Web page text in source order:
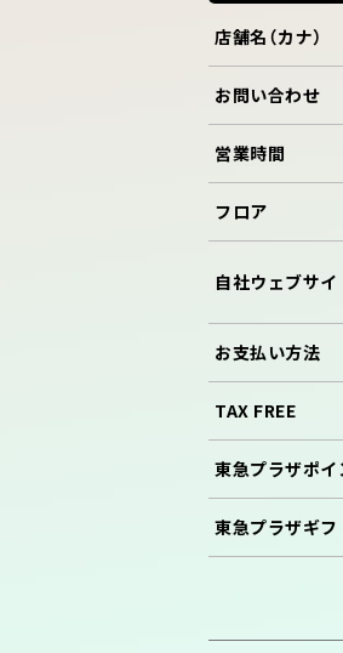
店舗名（カナ）
お問い合わせ
営業時間
フロア
自社ウェブサイ
お支払い方法
TAX FREE
東急プラザポイ
東急プラザギ